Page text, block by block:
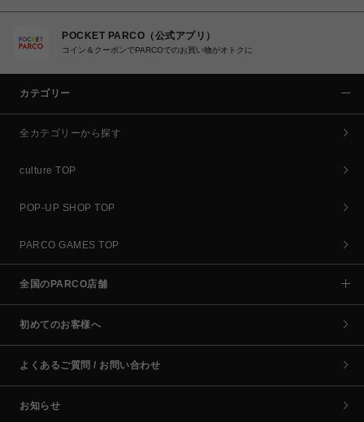
POCKET PARCO（公式アプリ）
コイン＆クーポンでPARCOでのお買い物がオトクに
カテゴリー
全カテゴリーから探す
culture TOP
POP-UP SHOP TOP
PARCO GAMES TOP
全国のPARCO店舗
初めてのお客様へ
よくあるご質問 / お問い合わせ
お知らせ